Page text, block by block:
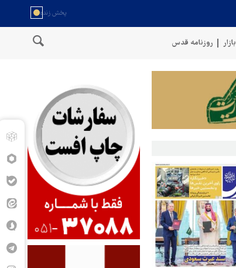
بازار روزنامه قدس
وقوع حادثه دریایی در سواحل عمان